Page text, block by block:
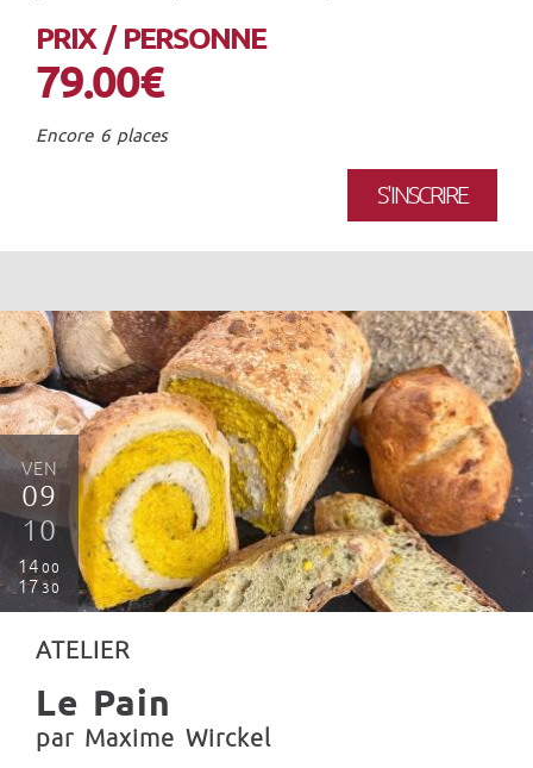
PRIX / PERSONNE
79.00€
Encore 6 places
S'INSCRIRE
VEN
09
10
14 00
17 30
ATELIER
Le Pain
par Maxime Wirckel